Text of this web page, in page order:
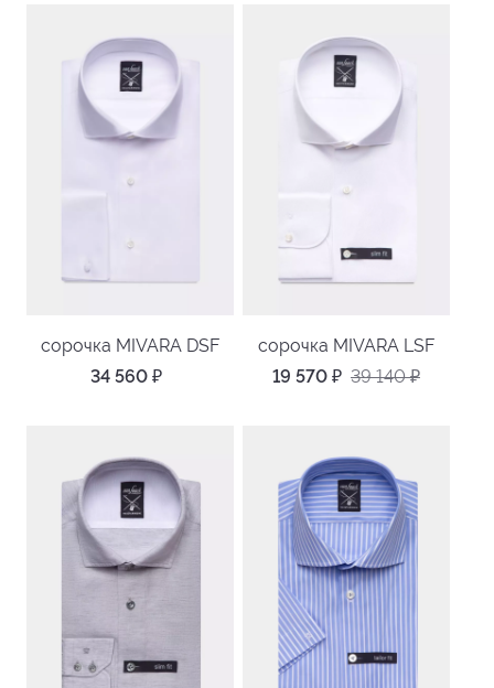
сорочка MIVARA DSF
34 560 ₽
сорочка MIVARA LSF
19 570 ₽ 39 140₽